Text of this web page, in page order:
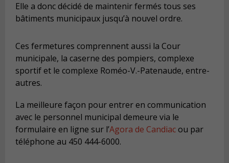
Elle a donc décidé de maintenir fermés tous ses
bâtiments municipaux jusqu’à nouvel ordre.
Ces fermetures comprennent aussi la Cour
municipale, la caserne des pompiers, complexe
sportif et le complexe Roméo-V.-Patenaude, entre-
autres.
La meilleure façon pour entrer en communication
avec le personnel municipal demeure via le
formulaire en ligne sur l’Agora de Candiacou par
téléphone au 450 444-6000.